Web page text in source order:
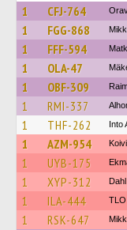
1 CFJ-764
1 FGG-868
1 FFF-594
1 OLA-47
1 OBF-309
1 RMI-337
1 THF-262 Into
1 AZM-954
1 UYB-175
1 XYP-312
1 ILA-444 TLO
1 RSK-647